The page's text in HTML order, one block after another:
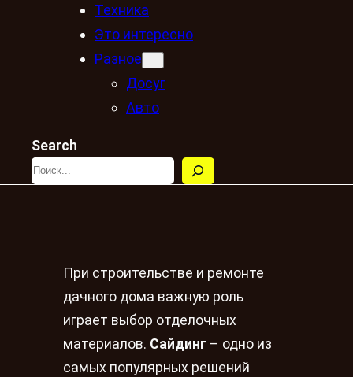
Техника
Это интересно
Разное
Досуг
Авто
Search
При строительстве и ремонте
дачного дома важную роль
играет выбор отделочных
материалов. Сайдинг – одно из
самых популярных решений